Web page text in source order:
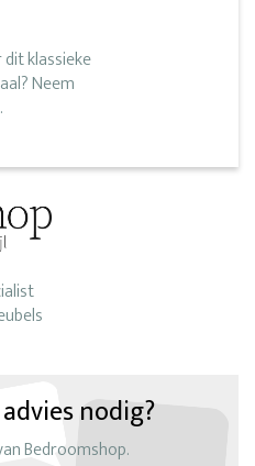
klassieke
Neem
nodig?
Bedroomshop.